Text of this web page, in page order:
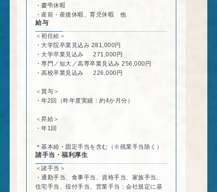
・慶弔休暇
・産前・産後休暇、育児休暇 他
給与
＜初任給＞
・大学院卒業見込み 281,000円
・大学卒業見込み 271,000円
・専門／短大／高専卒業見込み 256,000円
・高校卒業見込み 226,000円
＜賞与＞
・年2回（昨年度実績：約4か月分）
＜昇給＞
・年1回
＊基本給・固定手当を含む（※残業手当除く）
諸手当・福利厚生
＜諸手当＞
・通勤手当、食事手当、資格手当、家族手当、
住宅手当、役付手当、営業手当：会社規定に基